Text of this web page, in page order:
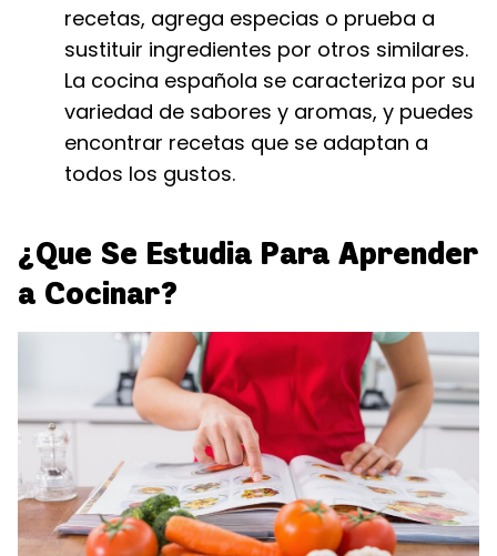
recetas, agrega especias o prueba a
sustituir ingredientes por otros similares.
La cocina española se caracteriza por su
variedad de sabores y aromas, y puedes
encontrar recetas que se adaptan a
todos los gustos.
¿Que Se Estudia Para Aprender
a Cocinar?